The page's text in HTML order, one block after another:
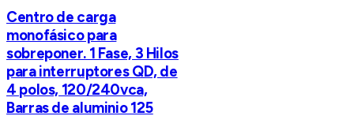
Centro de carga
monofásico para
sobreponer. 1 Fase, 3 Hilos
para interruptores QD, de
4 polos, 120/240vca,
Barras de aluminio 125